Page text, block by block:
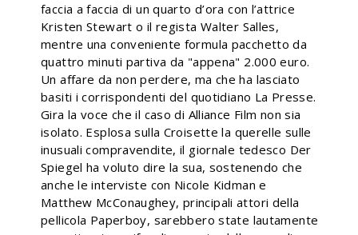
faccia a faccia di un quarto d’ora con l’attrice
Kristen Stewart o il regista Walter Salles,
mentre una conveniente formula pacchetto da
quattro minuti partiva da "appena" 2.000 euro.
Un affare da non perdere, ma che ha lasciato
basiti i corrispondenti del quotidiano La Presse.
Gira la voce che il caso di Alliance Film non sia
isolato. Esplosa sulla Croisette la querelle sulle
inusuali compravendite, il giornale tedesco Der
Spiegel ha voluto dire la sua, sostenendo che
anche le interviste con Nicole Kidman e
Matthew McConaughey, principali attori della
pellicola Paperboy, sarebbero state lautamente